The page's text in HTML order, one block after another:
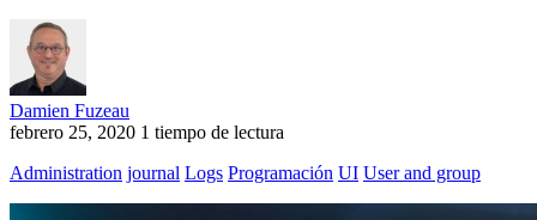
Damien Fuzeau
febrero 25, 2020 1 tiempo de lectura
Administration journal Logs Programación UI User and group